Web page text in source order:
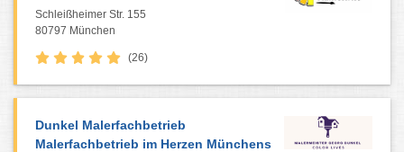
Schleißheimer Str. 155
80797 München
(26)
Dunkel Malerfachbetrieb
Malerfachbetrieb im Herzen Münchens